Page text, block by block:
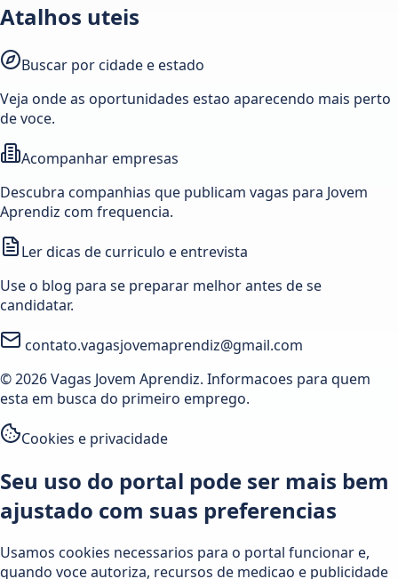
Atalhos uteis
Buscar por cidade e estado
Veja onde as oportunidades estao aparecendo mais perto
de voce.
Acompanhar empresas
Descubra companhias que publicam vagas para Jovem
Aprendiz com frequencia.
Ler dicas de curriculo e entrevista
Use o blog para se preparar melhor antes de se
candidatar.
contato.vagasjovemaprendiz@gmail.com
© 2026 Vagas Jovem Aprendiz. Informacoes para quem
esta em busca do primeiro emprego.
Cookies e privacidade
Seu uso do portal pode ser mais bem
ajustado com suas preferencias
Usamos cookies necessarios para o portal funcionar e,
quando voce autoriza, recursos de medicao e publicidade